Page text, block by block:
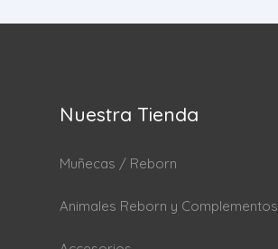
Nuestra Tienda
Muñecas / Reborn
Animales Reborn y Complementos